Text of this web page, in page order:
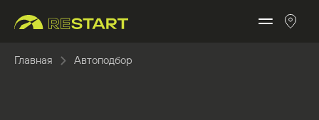
Главная Автоподбор